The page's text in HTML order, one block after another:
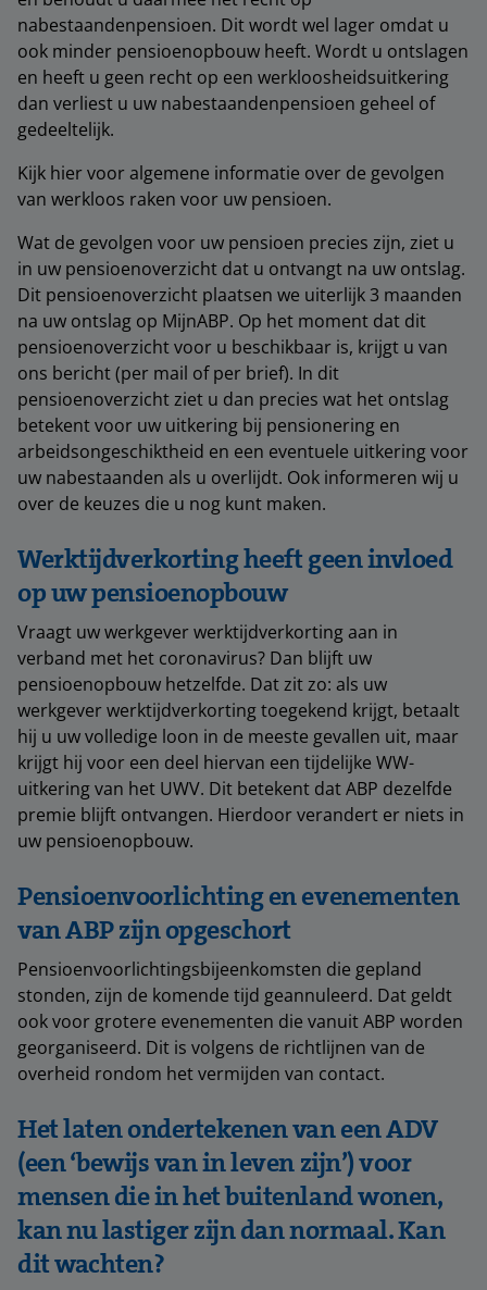
nabestaandenpensioen. Dit wordt wel lager omdat u
ook minder pensioenopbouw heeft. Wordt u ontslagen
en heeft u geen recht op een werkloosheidsuitkering
dan verliest u uw nabestaandenpensioen geheel of
gedeeltelijk.
Kijk hier voor algemene informatie over de gevolgen
van werkloos raken voor uw pensioen.
Wat de gevolgen voor uw pensioen precies zijn, ziet u
in uw pensioenoverzicht dat u ontvangt na uw ontslag.
Dit pensioenoverzicht plaatsen we uiterlijk 3 maanden
na uw ontslag op MijnABP. Op het moment dat dit
pensioenoverzicht voor u beschikbaar is, krijgt u van
ons bericht (per mail of per brief). In dit
pensioenoverzicht ziet u dan precies wat het ontslag
betekent voor uw uitkering bij pensionering en
arbeidsongeschiktheid en een eventuele uitkering voor
uw nabestaanden als u overlijdt. Ook informeren wij u
over de keuzes die u nog kunt maken.
Werktijdverkorting heeft geen invloed
op uw pensioenopbouw
Vraagt uw werkgever werktijdverkorting aan in
verband met het coronavirus? Dan blijft uw
pensioenopbouw hetzelfde. Dat zit zo: als uw
werkgever werktijdverkorting toegekend krijgt, betaalt
hij u uw volledige loon in de meeste gevallen uit, maar
krijgt hij voor een deel hiervan een tijdelijke WW-
uitkering van het UWV. Dit betekent dat ABP dezelfde
premie blijft ontvangen. Hierdoor verandert er niets in
uw pensioenopbouw.
Pensioenvoorlichting en evenementen
van ABP zijn opgeschort
Pensioenvoorlichtingsbijeenkomsten die gepland
stonden, zijn de komende tijd geannuleerd. Dat geldt
ook voor grotere evenementen die vanuit ABP worden
georganiseerd. Dit is volgens de richtlijnen van de
overheid rondom het vermijden van contact.
Het laten ondertekenen van een ADV
(een ‘bewijs van in leven zijn’) voor
mensen die in het buitenland wonen,
kan nu lastiger zijn dan normaal. Kan
dit wachten?